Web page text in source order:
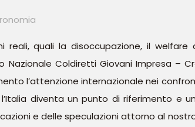
quali la disoccupazione, il welfare
Nazionale Coldiretti Giovani Impresa –
l’attenzione internazionale nei
diventa un punto di riferimento e
e delle speculazioni attorno al